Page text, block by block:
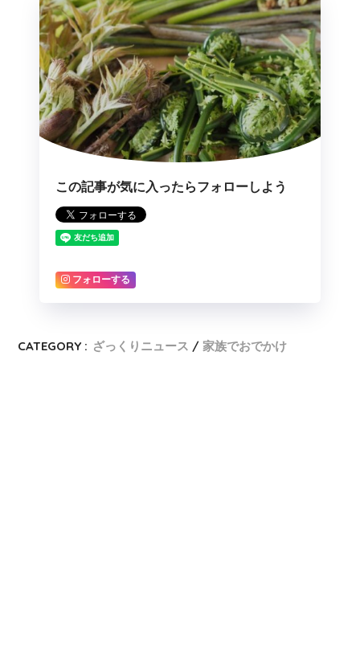
この記事が気に入ったらフォローしよう
フォローする
CATEGORY : ざっくりニュース 家族でおでかけ